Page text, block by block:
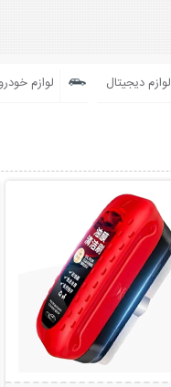
لوازم دیجیتال لوازم خودرو